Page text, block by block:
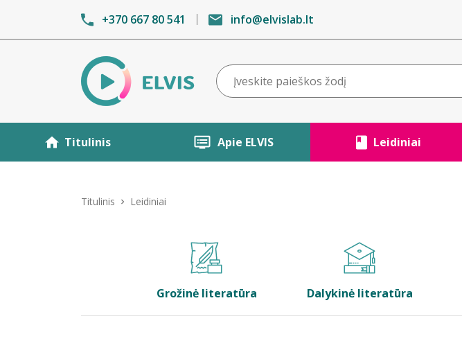
+370 667 80 541 info@elvislab.lt
Titulinis Apie ELVIS Leidiniai
Titulinis Leidiniai
Grožinė literatūra Dalykinė literatūra